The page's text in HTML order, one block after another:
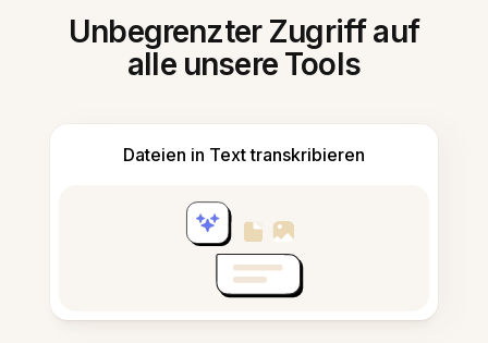
Unbegrenzter Zugriff auf
alle unsere Tools
Dateien in Text transkribieren